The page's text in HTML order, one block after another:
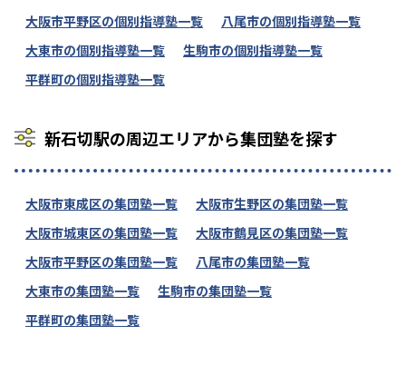
大阪市平野区の個別指導塾一覧
八尾市の個別指導塾一覧
大東市の個別指導塾一覧
生駒市の個別指導塾一覧
平群町の個別指導塾一覧
新石切駅の周辺エリアから集団塾を探す
大阪市東成区の集団塾一覧
大阪市生野区の集団塾一覧
大阪市城東区の集団塾一覧
大阪市鶴見区の集団塾一覧
大阪市平野区の集団塾一覧
八尾市の集団塾一覧
大東市の集団塾一覧
生駒市の集団塾一覧
平群町の集団塾一覧